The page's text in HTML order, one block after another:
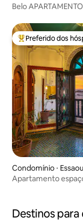
Belo
Entre os melhores
Preferido dos
Condomínio ⋅
Apartamento
Destinos